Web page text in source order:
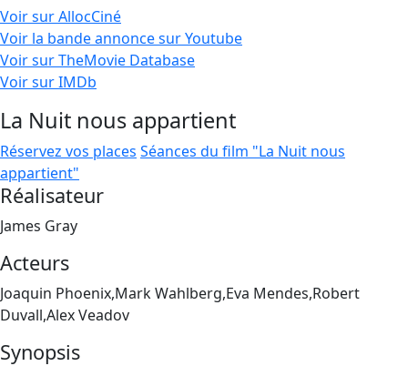
Voir sur AllocCiné
Voir la bande annonce sur Youtube
Voir sur TheMovie Database
Voir sur IMDb
La Nuit nous appartient
Réservez vos places Séances du film "La Nuit nous
appartient"
Réalisateur
James Gray
Acteurs
Joaquin Phoenix,Mark Wahlberg,Eva Mendes,Robert
Duvall,Alex Veadov
Synopsis